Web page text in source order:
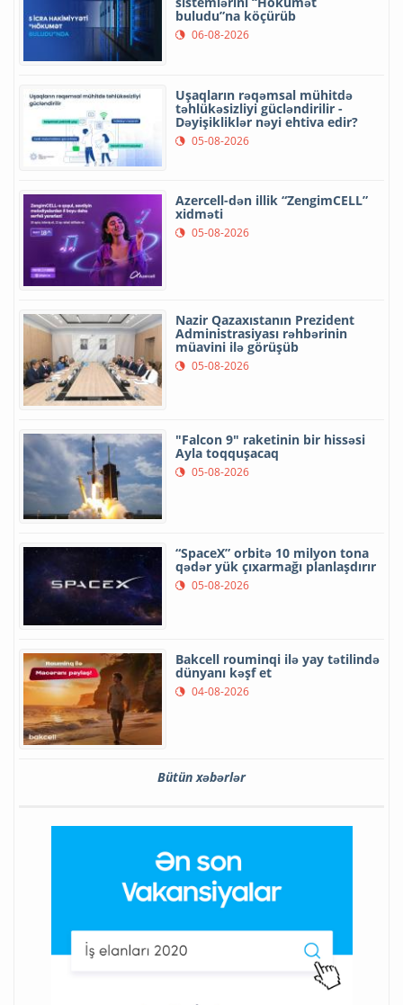
buludu”na köçürüb
06-08-2026
Uşaqların rəqəmsal mühitdə
təhlükəsizliyi gücləndirilir -
Dəyişikliklər nəyi ehtiva edir?
05-08-2026
Azercell-dən illik “ZengimCELL”
xidməti
05-08-2026
Nazir Qazaxıstanın Prezident
Administrasiyası rəhbərinin
müavini ilə görüşüb
05-08-2026
"Falcon 9" raketinin bir hissəsi
Ayla toqquşacaq
05-08-2026
“SpaceX” orbitə 10 milyon tona
qədər yük çıxarmağı planlaşdırır
05-08-2026
Bakcell rouminqi ilə yay tətilində
dünyanı kəşf et
04-08-2026
Bütün xəbərlər